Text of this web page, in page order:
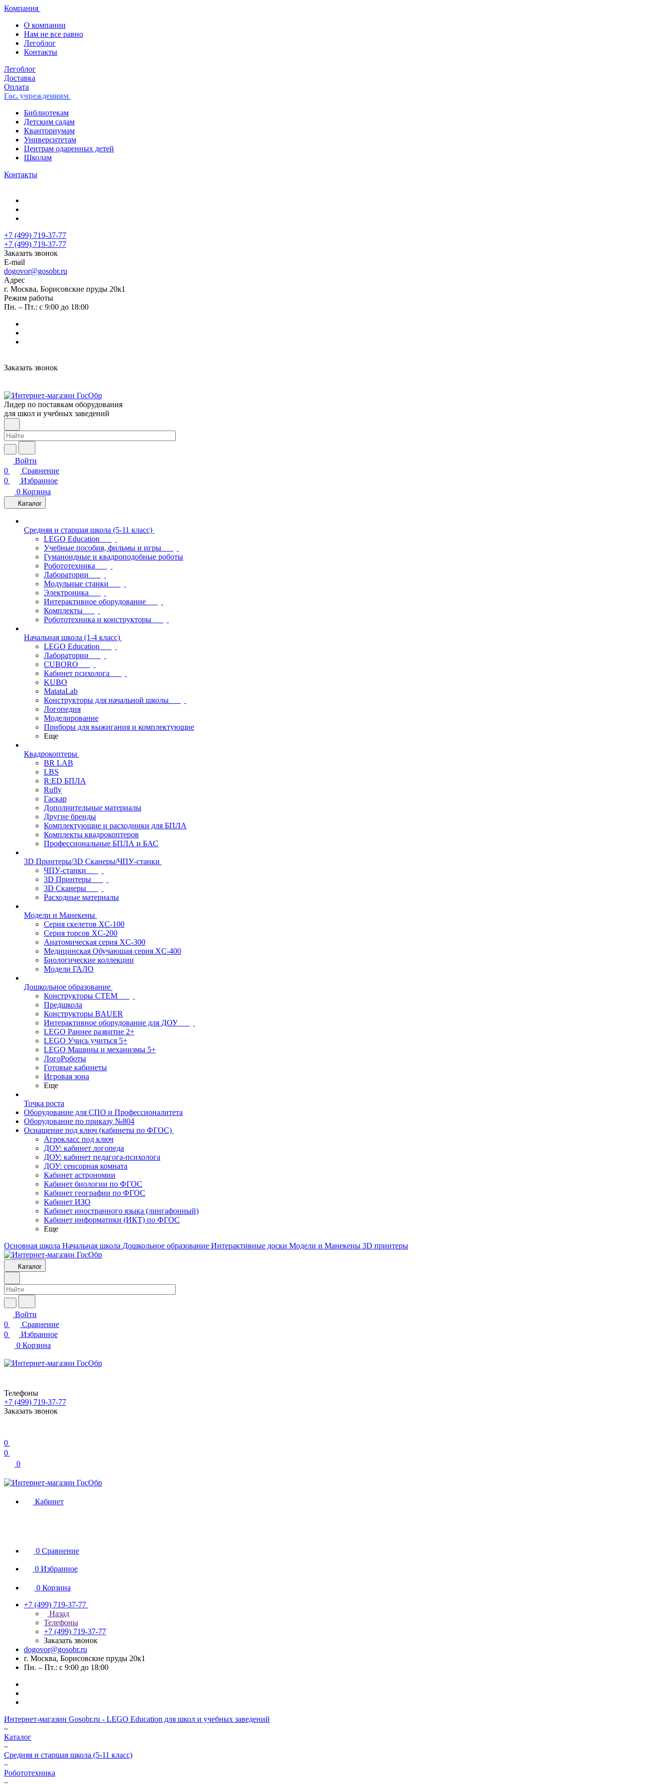
Компания
О компании
Нам не все равно
Легоблог
Контакты
Легоблог
Доставка
Оплата
Гос. учреждениям
Библиотекам
Детским садам
Кванториумам
Университетам
Центрам одаренных детей
Школам
Контакты
+7 (499) 719-37-77
+7 (499) 719-37-77
Заказать звонок
E-mail
dogovor@gosobr.ru
Адрес
г. Москва, Борисовские пруды 20к1
Режим работы
Пн. – Пт.: с 9:00 до 18:00
Заказать звонок
Лидер по поставкам оборудования
для школ и учебных заведений
Войти
0
Сравнение
0
Избранное
0 Корзина
Каталог
Средняя и старшая школа (5-11 класс)
LEGO Education
Учебные пособия, фильмы и игры
Гуманоидные и квадроподобные роботы
Робототехника
Лаборатории
Модульные станки
Электроника
Интерактивное оборудование
Комплекты
Робототехника и конструкторы
Начальная школа (1-4 класс)
LEGO Education
Лаборатории
CUBORO
Кабинет психолога
KUBO
MatataLab
Конструкторы для начальной школы
Логопедия
Моделирование
Приборы для выжигания и комплектующие
Еще
Квадрокоптеры
BR LAB
LBS
R:ED БПЛА
Rufly
Гаскар
Дополнительные материалы
Другие бренды
Комплектующие и расходники для БПЛА
Комплекты квадрокоптеров
Профессиональные БПЛА и БАС
3D Принтеры/3D Сканеры/ЧПУ-станки
ЧПУ-станки
3D Принтеры
3D Сканеры
Расходные материалы
Модели и Манекены
Серия скелетов XC-100
Серия торсов XC-200
Анатомическая серия XC-300
Медицинская Обучающая серия XC-400
Биологические коллекции
Модели ГАЛО
Дошкольное образование
Конструкторы СТЕМ
Предшкола
Конструкторы BAUER
Интерактивное оборудование для ДОУ
LEGO Раннее развитие 2+
LEGO Учись учиться 5+
LEGO Машины и механизмы 5+
ЛогоРоботы
Готовые кабинеты
Игровая зона
Еще
Точка роста
Оборудование для СПО и Профессионалитета
Оборудование по приказу №804
Оснащение под ключ (кабинеты по ФГОС)
Агрокласс под ключ
ДОУ: кабинет логопеда
ДОУ: кабинет педагога-психолога
ДОУ: сенсорная комната
Кабинет астрономии
Кабинет биологии по ФГОС
Кабинет географии по ФГОС
Кабинет ИЗО
Кабинет иностранного языка (лингафонный)
Кабинет информатики (ИКТ) по ФГОС
Еще
Основная школа Начальная школа Дошкольное образование Интерактивные доски Модели и Манекены 3D принтеры
Каталог
Войти
0
Сравнение
0
Избранное
0 Корзина
Телефоны
+7 (499) 719-37-77
Заказать звонок
0
0
0
Кабинет
0 Сравнение
0 Избранное
0 Корзина
+7 (499) 719-37-77
Назад
Телефоны
+7 (499) 719-37-77
Заказать звонок
dogovor@gosobr.ru
г. Москва, Борисовские пруды 20к1
Пн. – Пт.: с 9:00 до 18:00
Интернет-магазин Gosobr.ru - LEGO Education для школ и учебных заведений
–
Каталог
–
Средняя и старшая школа (5-11 класс)
–
Робототехника
–